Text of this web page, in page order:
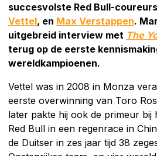
succesvolste Red Bull-
Vettel, en Max Verstappen.
uitgebreid interview met The
terug op de eerste
wereldkampioenen.
Vettel was in 2008 in Monza
eerste overwinning van Toro
later pakte hij ook de primeur bij
Red Bull in een regenrace in
de Duitser in zes jaar tijd 38